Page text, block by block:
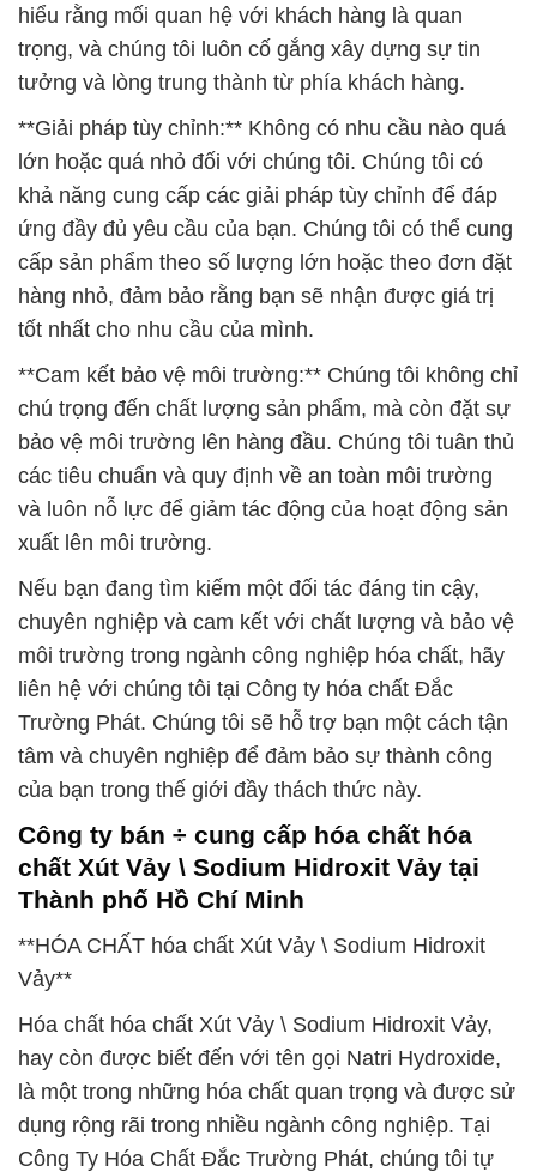
hiểu rằng mối quan hệ với khách hàng là quan
trọng, và chúng tôi luôn cố gắng xây dựng sự tin
tưởng và lòng trung thành từ phía khách hàng.
**Giải pháp tùy chỉnh:** Không có nhu cầu nào quá
lớn hoặc quá nhỏ đối với chúng tôi. Chúng tôi có
khả năng cung cấp các giải pháp tùy chỉnh để đáp
ứng đầy đủ yêu cầu của bạn. Chúng tôi có thể cung
cấp sản phẩm theo số lượng lớn hoặc theo đơn đặt
hàng nhỏ, đảm bảo rằng bạn sẽ nhận được giá trị
tốt nhất cho nhu cầu của mình.
**Cam kết bảo vệ môi trường:** Chúng tôi không chỉ
chú trọng đến chất lượng sản phẩm, mà còn đặt sự
bảo vệ môi trường lên hàng đầu. Chúng tôi tuân thủ
các tiêu chuẩn và quy định về an toàn môi trường
và luôn nỗ lực để giảm tác động của hoạt động sản
xuất lên môi trường.
Nếu bạn đang tìm kiếm một đối tác đáng tin cậy,
chuyên nghiệp và cam kết với chất lượng và bảo vệ
môi trường trong ngành công nghiệp hóa chất, hãy
liên hệ với chúng tôi tại Công ty hóa chất Đắc
Trường Phát. Chúng tôi sẽ hỗ trợ bạn một cách tận
tâm và chuyên nghiệp để đảm bảo sự thành công
của bạn trong thế giới đầy thách thức này.
Công ty bán ÷ cung cấp hóa chất hóa
chất Xút Vảy \ Sodium Hidroxit Vảy tại
Thành phố Hồ Chí Minh
**HÓA CHẤT hóa chất Xút Vảy \ Sodium Hidroxit
Vảy**
Hóa chất hóa chất Xút Vảy \ Sodium Hidroxit Vảy,
hay còn được biết đến với tên gọi Natri Hydroxide,
là một trong những hóa chất quan trọng và được sử
dụng rộng rãi trong nhiều ngành công nghiệp. Tại
Công Ty Hóa Chất Đắc Trường Phát, chúng tôi tự